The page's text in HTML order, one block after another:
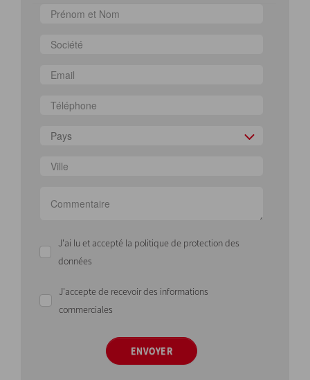
Pays
J'ai lu et accepté la politique de protection des
données
J'accepte de recevoir des informations
commerciales
ENVOYER